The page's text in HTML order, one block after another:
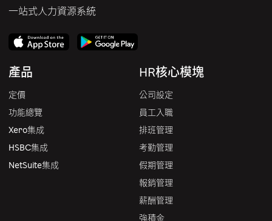
一站式人力資源系統
產品
定價
功能總覽
Xero集成
HSBC集成
NetSuite集成
HR核心模塊
公司設定
員工入職
排班管理
考勤管理
假期管理
報銷管理
薪酬管理
強積金